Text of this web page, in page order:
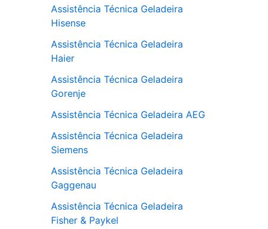
Assistência Técnica Geladeira
Hisense
Assistência Técnica Geladeira
Haier
Assistência Técnica Geladeira
Gorenje
Assistência Técnica Geladeira AEG
Assistência Técnica Geladeira
Siemens
Assistência Técnica Geladeira
Gaggenau
Assistência Técnica Geladeira
Fisher & Paykel